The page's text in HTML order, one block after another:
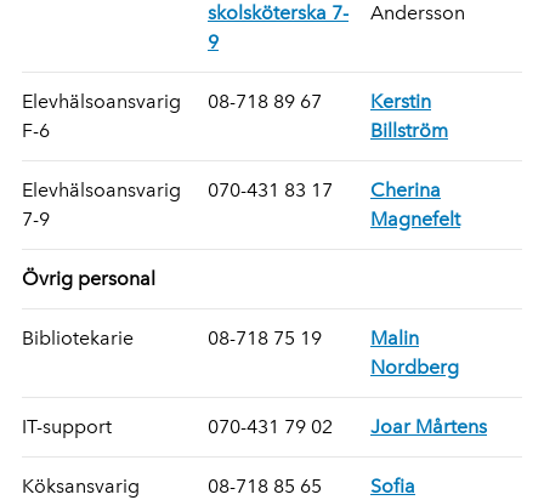
skolsköterska 7-
9
Andersson
Elevhälsoansvarig
F-6
08-718 89 67
Kerstin
Billström
Elevhälsoansvarig
7-9
070-431 83 17
Cherina
Magnefelt
Övrig personal
Bibliotekarie 08-718 75 19
Malin
Nordberg
IT-support 070-431 79 02 Joar Mårtens
Köksansvarig 08-718 85 65
Sofia